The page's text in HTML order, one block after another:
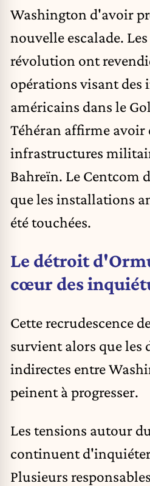
Washington d'avoir
nouvelle escalade.
révolution ont
opérations visant des
américains dans le
Téhéran affirme avoir
infrastructures
Bahreïn. Le Centcom
que les installations
été touchées.
Le détroit
cœur des
Cette recrudescence
survient alors que les
indirectes entre
peinent à progresser.
Les tensions autour
continuent
Plusieurs